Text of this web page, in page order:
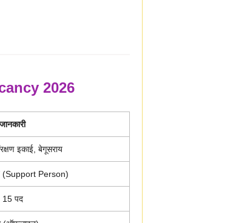
2026
जानकारी
इकाई, बेगूसराय
(Support Person)
15 पद